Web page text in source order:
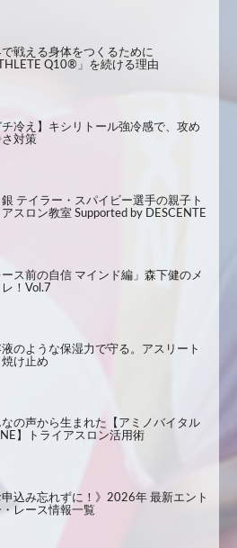
戦える身体をつくるために
Q10®」を続ける理由
チ冷え】キシリトール強冷感で、攻め
対策
テイラー・スパイビー選手の親子ト
アスロン教室 Supported by DESCENTE
ース前の自信 マインド編」森下健のメ
！Vol.7
のような保湿力で守る。アスリート
け止め
の声から生まれた【アミノバイタル
】トライアスロン活用術
申込み忘れずに！》2026年 最新エント
・レース情報一覧